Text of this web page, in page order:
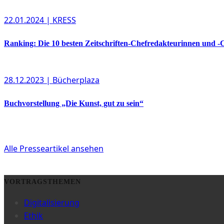
22.01.2024 | KRESS
Ranking: Die 10 besten Zeitschriften-Chefredakteurinnen und -
28.12.2023 | Bücherplaza
Buchvorstellung „Die Kunst, gut zu sein“
Alle Presseartikel ansehen
VORTRAGSTHEMEN
Digitalisierung
Ethik